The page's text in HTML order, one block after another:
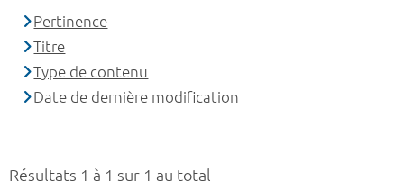
Résultats 1 à 1 sur 1 au total
Pertinence
Titre
Type de contenu
Date de dernière modification